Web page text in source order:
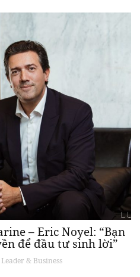
– Eric Noyel: “Bạn
để đầu tư sinh lời”
& Business